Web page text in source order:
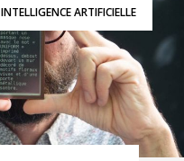
INTELLIGENCE ARTIFICIELLE